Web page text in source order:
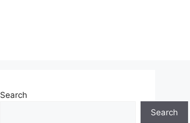
Search
Search